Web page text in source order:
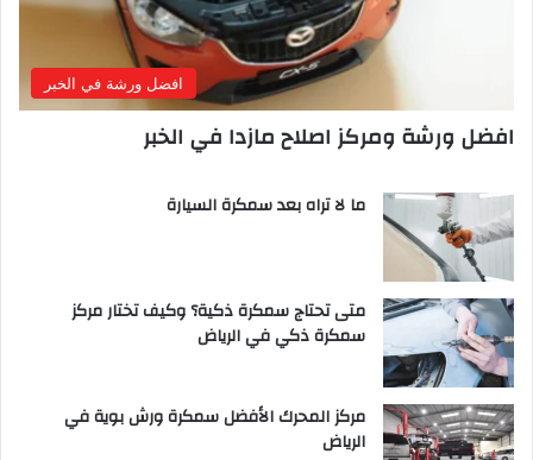
افضل ورشة في الخبر
افضل ورشة ومركز اصلاح مازدا في الخبر
ما لا تراه بعد سمكرة السيارة
متى تحتاج سمكرة ذكية؟ وكيف تختار مركز
سمكرة ذكي في الرياض
مركز المحرك الأفضل سمكرة ورش بوية في
الرياض